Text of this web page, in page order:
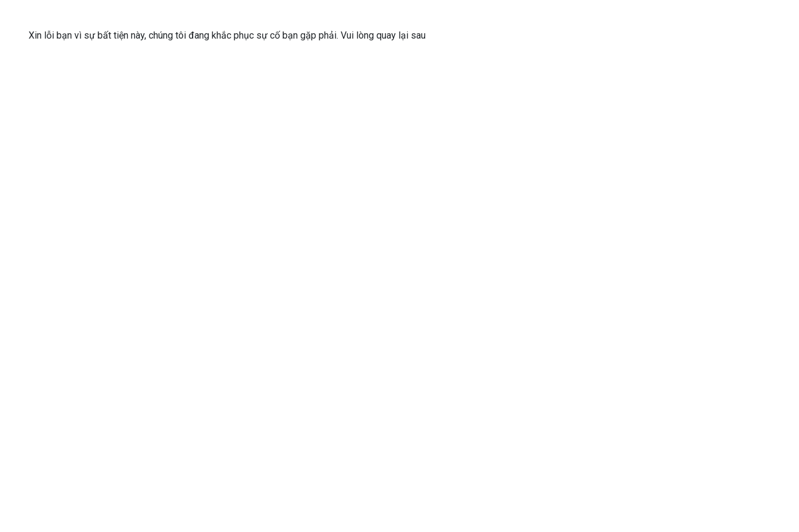
Xin lỗi bạn vì sự bất tiện này, chúng tôi đang khắc phục sự cố bạn gặp phải. Vui lòng quay lại sau